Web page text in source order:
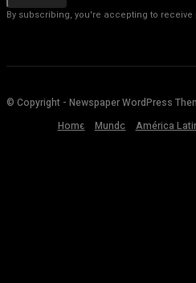
By subscribing, you're accepting to receive
© Copyright - Newspaper WordPress
Home
Mundo América